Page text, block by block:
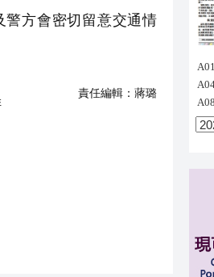
警方會密切留意交通情
責任編輯： 蔣璐